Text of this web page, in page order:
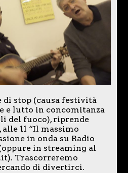
di stop (causa festività
e lutto in concomitanza
del fuoco), riprende
11 “Il massimo
in onda su Radio
in streaming al
Trascorreremo
di divertirci.